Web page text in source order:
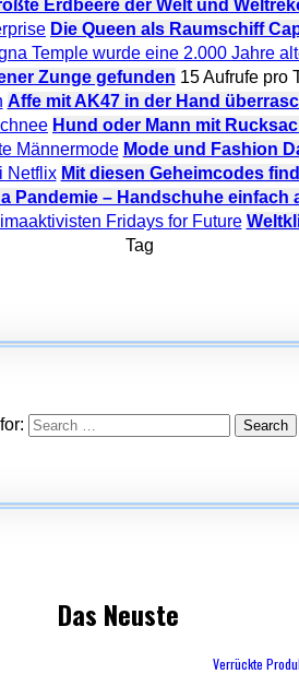
Erdbeere der Welt und
Die Queen als Raumschiff
Zunge gefunden 15 Aufrufe pro
Affe mit AK47 in der Hand
Hund oder Mann mit
Mode und Fashion
Mit diesen Geheimcodes
Pandemie – Handschuhe einfach
Tag
Das Neuste
Verrückte